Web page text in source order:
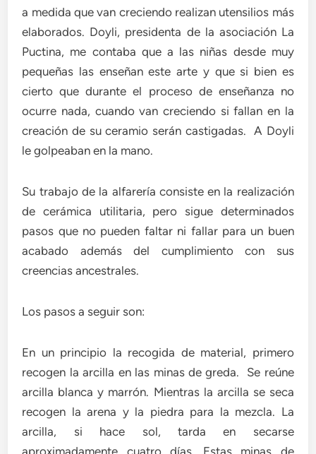
a medida que van creciendo realizan utensilios más
elaborados. Doyli, presidenta de la asociación La
Puctina, me contaba que a las niñas desde muy
pequeñas las enseñan este arte y que si bien es
cierto que durante el proceso de enseñanza no
ocurre nada, cuando van creciendo si fallan en la
creación de su ceramio serán castigadas. A Doyli
le golpeaban en la mano.
Su trabajo de la alfarería consiste en la realización
de cerámica utilitaria, pero sigue determinados
pasos que no pueden faltar ni fallar para un buen
acabado además del cumplimiento con sus
creencias ancestrales.
Los pasos a seguir son:
En un principio la recogida de material, primero
recogen la arcilla en las minas de greda. Se reúne
arcilla blanca y marrón. Mientras la arcilla se seca
recogen la arena y la piedra para la mezcla. La
arcilla, si hace sol, tarda en secarse
aproximadamente cuatro días. Estas minas de